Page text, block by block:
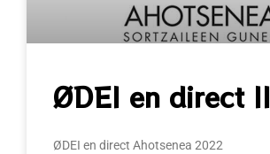
ØDEI en direct II
ØDEI en direct Ahotsenea 2022